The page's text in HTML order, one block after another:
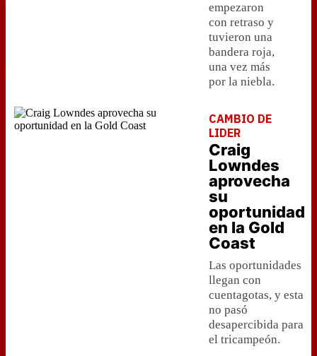
empezaron
con retraso y
tuvieron una
bandera roja,
una vez más
por la niebla.
CAMBIO DE
LIDER
Craig
Lowndes
aprovecha
su
oportunidad
en la Gold
Coast
Las oportunidades
llegan con
cuentagotas, y esta
no pasó
desapercibida para
el tricampeón.